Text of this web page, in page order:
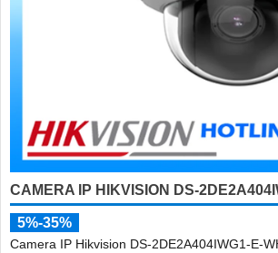
CAMERA IP HIKVISION DS-
5%-35%
Camera IP Hikvision DS-2DE2A404IWG1-E-